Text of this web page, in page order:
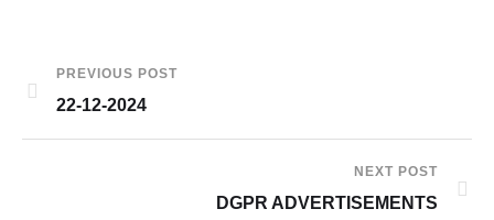
PREVIOUS POST
22-12-2024
NEXT POST
DGPR ADVERTISEMENTS